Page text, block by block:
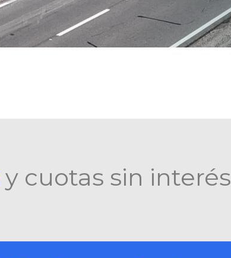
y cuotas sin interés